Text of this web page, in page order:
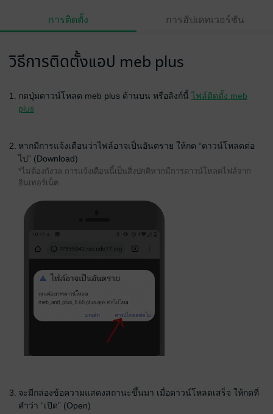
การติดตั้ง การอัปเดทเวอร์ชัน
วิธีการติดตั้งแอป meb plus
1. กดปุ่มดาวน์โหลด meb plus ด้านบน หรือลิงก์นี้ ไฟล์ติดตั้ง meb
plus
2. หากมีการแจ้งเตือนว่าไฟล์อาจเป็นอันตราย ให้กด “ดาวน์โหลดต่อ
ไป” (Download)
*ไม่ต้องกังวล การแจ้งเตือนนี้เป็นสิ่งปกติหากมีการดาวน์โหลดไฟล์จาก
อินเทอร์เน็ต
3. จะมีกล่องข้อความแสดงสถานะขึ้นมา เมื่อดาวน์โหลดเสร็จ ให้กดที่
คำว่า “เปิด” (Open)